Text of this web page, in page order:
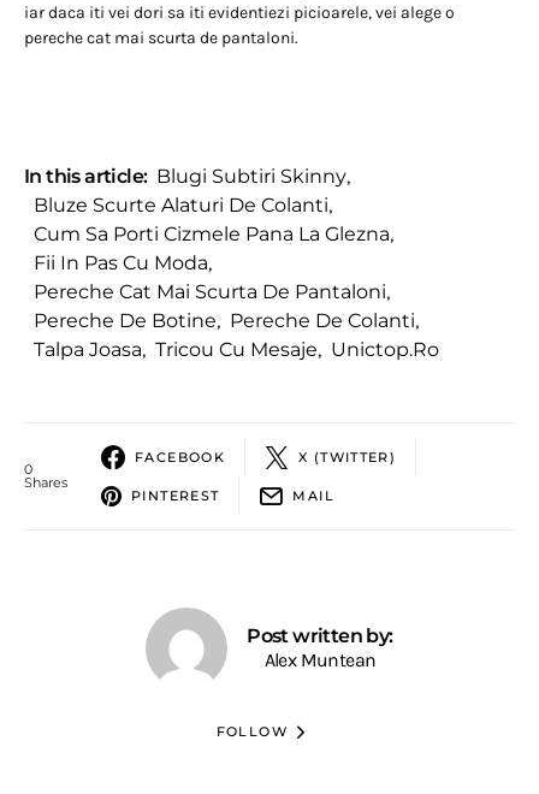
iar daca iti vei dori sa iti evidentiezi picioarele, vei alege o
pereche cat mai scurta de pantaloni.
In this article: Blugi Subtiri Skinny,
Bluze Scurte Alaturi De Colanti,
Cum Sa Porti Cizmele Pana La Glezna,
Fii In Pas Cu Moda,
Pereche Cat Mai Scurta De Pantaloni,
Pereche De Botine, Pereche De Colanti,
Talpa Joasa, Tricou Cu Mesaje, Unictop.ro
0
Shares
FACEBOOK X (TWITTER)
PINTEREST MAIL
Post written by:
Alex Muntean
FOLLOW